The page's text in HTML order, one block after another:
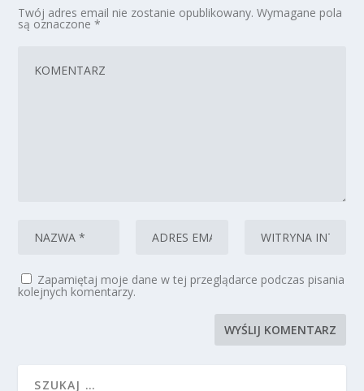
Twój adres email nie zostanie opublikowany. Wymagane pola
są oznaczone*
Zapamiętaj moje dane w tej przeglądarce podczas pisania
kolejnych komentarzy.